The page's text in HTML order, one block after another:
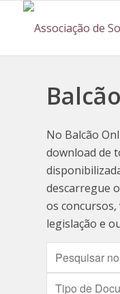
No Balcão
download de
descarregue
os concursos,
legislação e